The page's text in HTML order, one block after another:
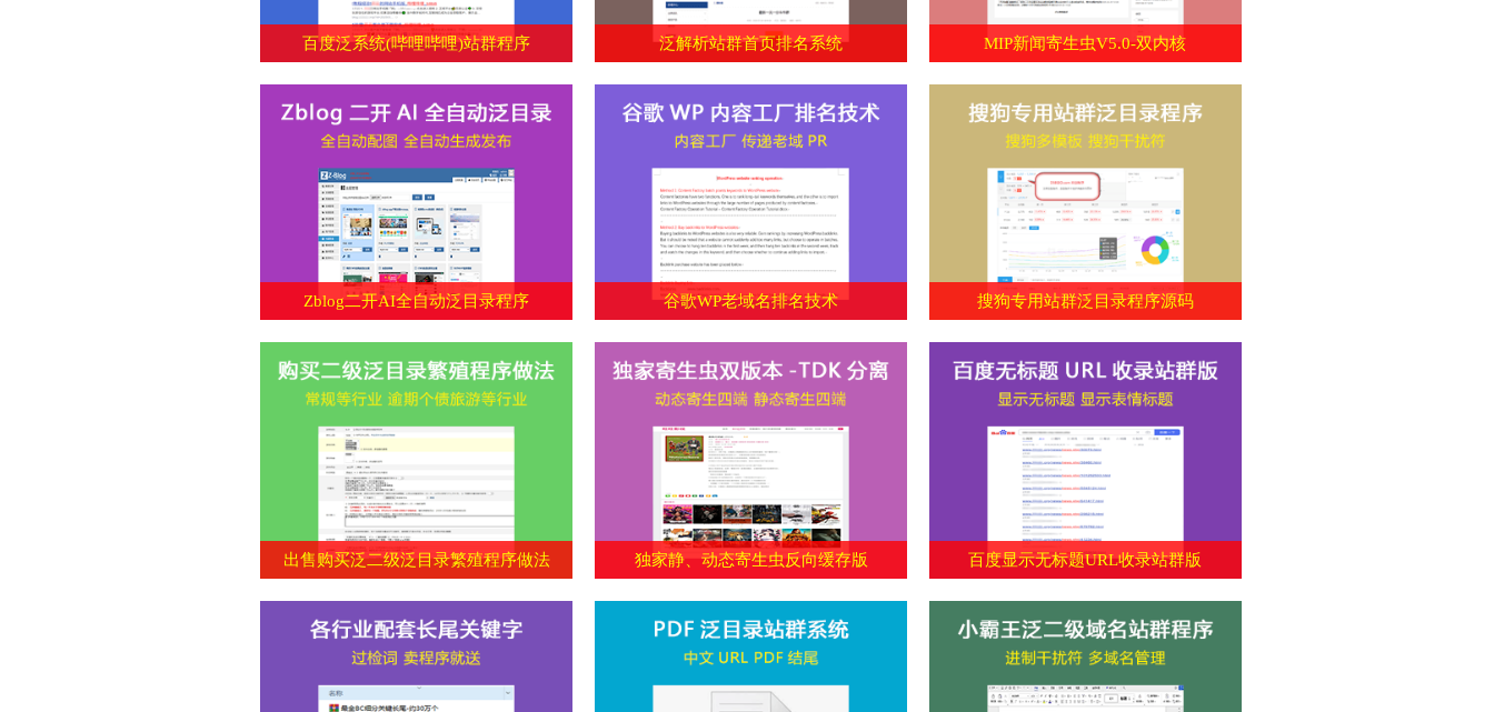
百度泛系统(哔哩哔哩)站群程序 泛解析站群首页排名系统 MIP新闻寄生虫V5.0-双内核
Zblog二开AI全自动泛目录程序 谷歌WP老域名排名技术 搜狗专用站群泛目录程序源码
出售购买泛二级泛目录繁殖程序做法 独家静、动态寄生虫反向缓存版 百度显示无标题URL收录站群版